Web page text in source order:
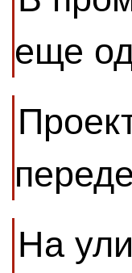
еще
На